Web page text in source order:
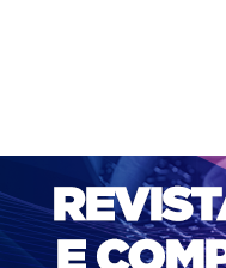
CADASTRO
DA UNIFACS
SUBMISSÃO